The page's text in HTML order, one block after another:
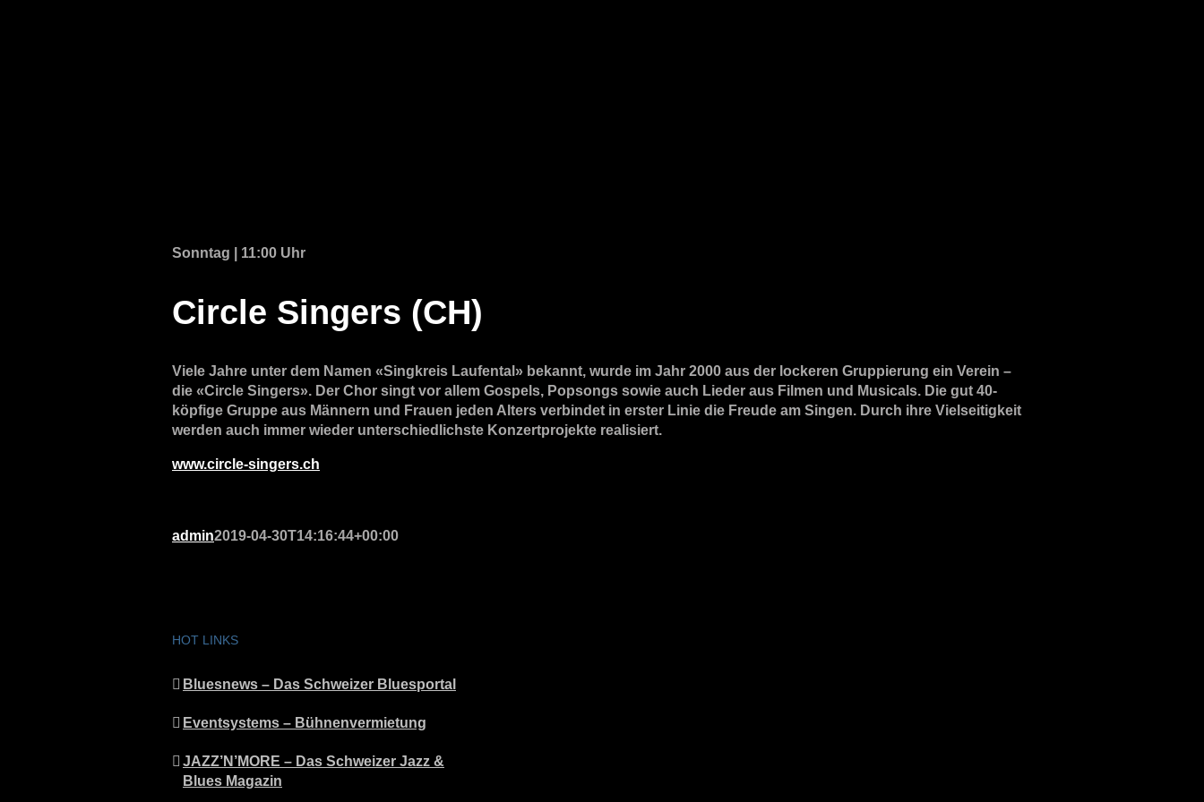
Sonntag | 11:00 Uhr
Circle Singers (CH)
Viele Jahre unter dem Namen «Singkreis Laufental» bekannt, wurde im Jahr 2000 aus der lockeren Gruppierung ein Verein –
die «Circle Singers». Der Chor singt vor allem Gospels, Popsongs sowie auch Lieder aus Filmen und Musicals. Die gut 40-
köpfige Gruppe aus Männern und Frauen jeden Alters verbindet in erster Linie die Freude am Singen. Durch ihre Vielseitigkeit
werden auch immer wieder unterschiedlichste Konzertprojekte realisiert.
www.circle-singers.ch
admin2019-04-30T14:16:44+00:00
HOT LINKS
Bluesnews – Das Schweizer Bluesportal
Eventsystems – Bühnenvermietung
JAZZ’N’MORE – Das Schweizer Jazz &
Blues Magazin